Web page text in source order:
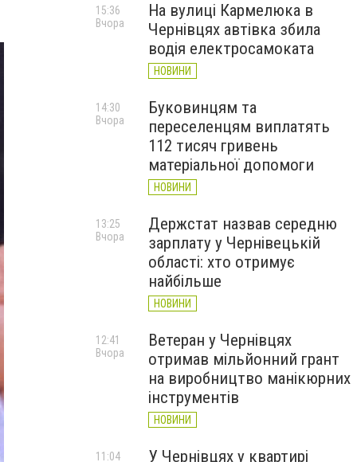
На вулиці Кармелюка в
Чернівцях автівка збила
водія електросамоката
НОВИНИ
15:36
Вчора
Буковинцям та
переселенцям виплатять
112 тисяч гривень
матеріальної допомоги
НОВИНИ
14:30
Вчора
Держстат назвав середню
зарплату у Чернівецькій
області: хто отримує
найбільше
НОВИНИ
13:25
Вчора
Ветеран у Чернівцях
отримав мільйонний грант
на виробництво манікюрних
інструментів
НОВИНИ
12:41
Вчора
У Чернівцях у квартирі
11:04